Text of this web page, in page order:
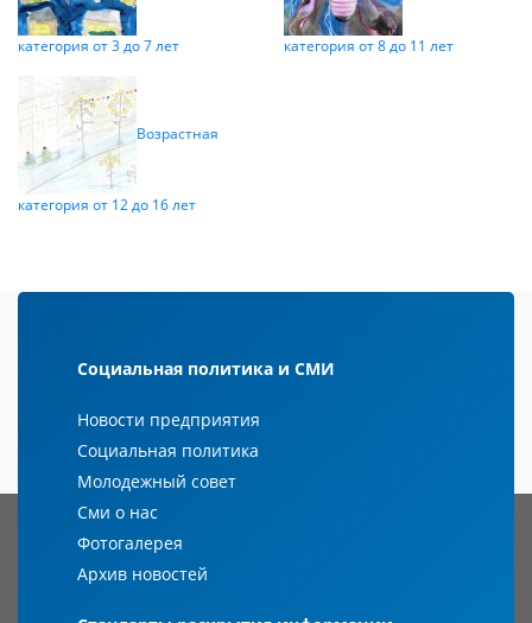
категория от 3 до 7 лет категория от 8 до 11 лет
Возрастная
категория от 12 до 16 лет
Социальная политика и СМИ
Новости предприятия
Социальная политика
Молодежный совет
Сми о нас
Фотогалерея
Архив новостей